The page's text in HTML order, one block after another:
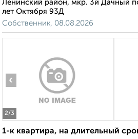
Ленинский район, мкр. 3й Дачный
лет Октября 93Д
Собственник, 08.08.2026
2/3
‹
1-к квартира, на длительный